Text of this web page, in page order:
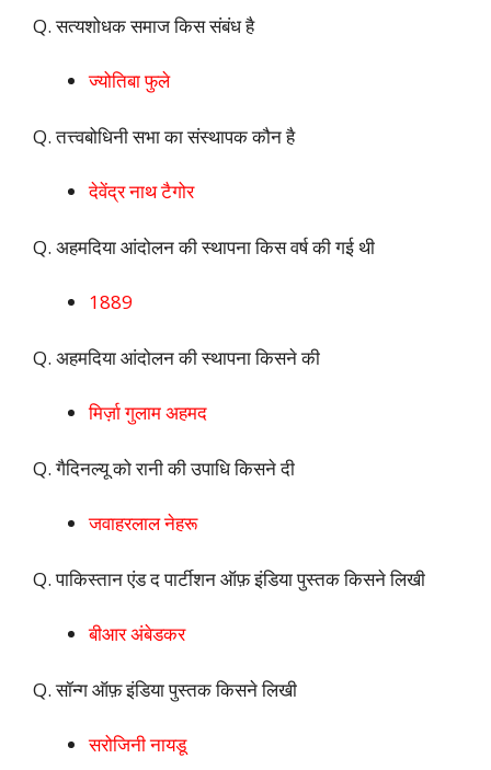
Q. सत्यशोधक समाज किस संबंध है
ज्योतिबा फुले
Q. तत्त्वबोधिनी सभा का संस्थापक कौन है
देवेंद्र नाथ टैगोर
Q. अहमदिया आंदोलन की स्थापना किस वर्ष की गई थी
1889
Q. अहमदिया आंदोलन की स्थापना किसने की
मिर्ज़ा गुलाम अहमद
Q. गैदिनल्यू को रानी की उपाधि किसने दी
जवाहरलाल नेहरू
Q. पाकिस्तान एंड द पार्टीशन ऑफ़ इंडिया पुस्तक किसने लिखी
बीआर अंबेडकर
Q. सॉन्ग ऑफ़ इंडिया पुस्तक किसने लिखी
सरोजिनी नायडू